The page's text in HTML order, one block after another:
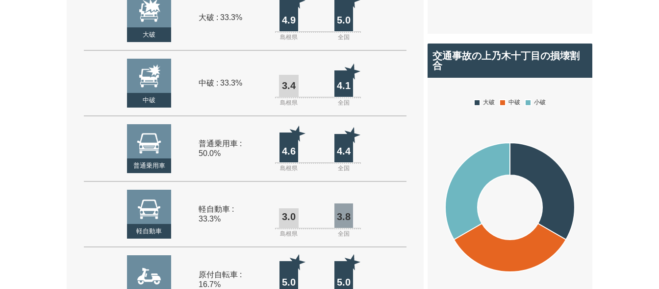
大破
大破 : 33.3% 4.9 5.0
島根県 全国
中破
中破 : 33.3% 3.4 4.1
島根県 全国
普通乗用車
普通乗用車 :
50.0%
4.6 4.4
島根県 全国
軽自動車
軽自動車 :
33.3%
3.0 3.8
島根県 全国
原付自転車 :
16.7%
5.0 5.0
交通事故の上乃木十丁目の損壊割
合